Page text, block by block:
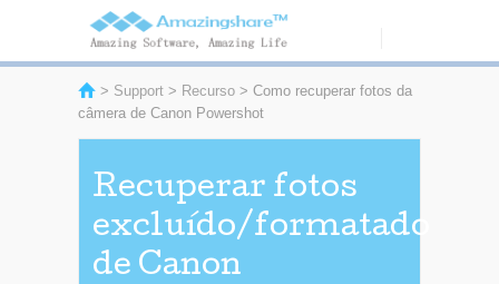
> Support > Recurso > Como recuperar fotos da
câmera de Canon Powershot
Recuperar fotos
excluído/formatado
de Canon